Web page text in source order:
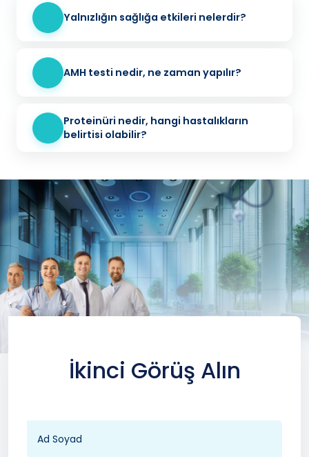
Yalnızlığın sağlığa etkileri nelerdir?
AMH testi nedir, ne zaman yapılır?
Proteinüri nedir, hangi hastalıkların
belirtisi olabilir?
İkinci Görüş Alın